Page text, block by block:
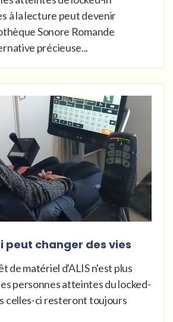
à la lecture peut devenir
Sonore Romande
précieuse...
peut changer des vies
de matériel d'ALIS n'est plus
personnes atteintes du locked-
celles-ci resteront toujours